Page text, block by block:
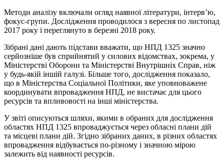
Методи аналізу включали огляд наявної літератури, інтерв’ю,
фокус-групи. Дослідження проводилося з вересня по листопад
2017 року і переглянуто в березні 2018 року.
Зібрані дані дають підстави вважати, що НПД 1325 значно
серйозніше був сприйнятий у силових відомствах, зокрема, у
Міністерстві Оборони та Міністерстві Внутрішніх Справ, ніж
у будь-якій іншій галузі. Більше того, дослідження показало,
що в Міністерства Соціальної Політики, яке уповноважене
координувати впровадження НПД, не вистачає для цього
ресурсів та впливовості на інші міністерства.
У звіті описуються шляхи, якими в обраних для дослідження
областях НПД 1325 впроваджується через обласні плани дій
та місцеві плани дій. Згідно зібраних даних, в різних областях
впровадження відбувається по-різному і значною мірою
залежить від наявності ресурсів.